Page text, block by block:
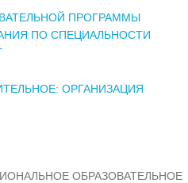
ПРОГРАММЫ
ПО СПЕЦИАЛЬНОСТИ
ОРГАНИЗАЦИЯ
ОБРАЗОВАТЕЛЬНОЕ